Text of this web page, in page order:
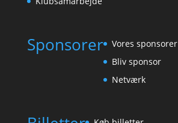
Sponsorer
Vores sponsorer
Bliv sponsor
Netværk